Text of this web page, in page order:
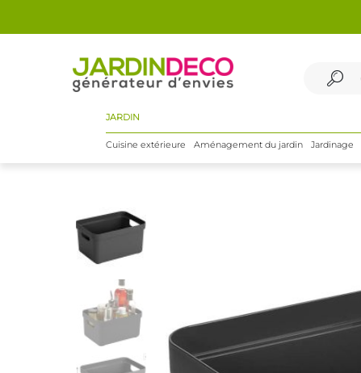
JARDIN
Cuisine extérieure Aménagement du jardin Jardinage